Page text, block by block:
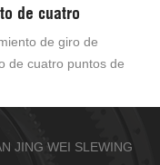
de cuatro
de una hilera
de giro de
de cuatro puntos de
para cumplir con
usuario y las
JING WEI SLEWING